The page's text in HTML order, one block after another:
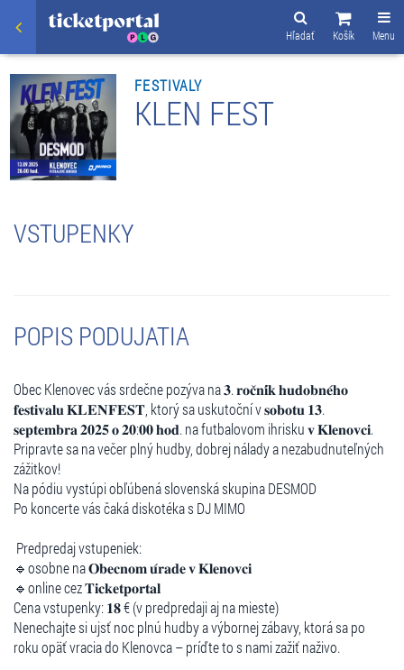
Menu
Košík
Hľadať
FESTIVALY
KLEN FEST
VSTUPENKY
POPIS PODUJATIA
Obec Klenovec vás srdečne pozýva na 𝟑. 𝐫𝐨𝐜̌𝐧𝐢́𝐤 𝐡𝐮𝐝𝐨𝐛𝐧𝐞́𝐡𝐨
𝐟𝐞𝐬𝐭𝐢𝐯𝐚𝐥𝐮 𝐊𝐋𝐄𝐍𝐅𝐄𝐒𝐓, ktorý sa uskutoční v 𝐬𝐨𝐛𝐨𝐭𝐮 𝟏𝟑.
𝐬𝐞𝐩𝐭𝐞𝐦𝐛𝐫𝐚 𝟐𝟎𝟐𝟓 𝐨 𝟐𝟎:𝟎𝟎 𝐡𝐨𝐝. na futbalovom ihrisku 𝐯 𝐊𝐥𝐞𝐧𝐨𝐯𝐜𝐢.
Pripravte sa na večer plný hudby, dobrej nálady a nezabudnuteľných
zážitkov!
Na pódiu vystúpi obľúbená slovenská skupina DESMOD
Po koncerte vás čaká diskotéka s DJ MIMO
Predpredaj vstupeniek:
🔹osobne na 𝐎𝐛𝐞𝐜𝐧𝐨𝐦 𝐮́𝐫𝐚𝐝𝐞 𝐯 𝐊𝐥𝐞𝐧𝐨𝐯𝐜𝐢
🔹online cez 𝐓𝐢𝐜𝐤𝐞𝐭𝐩𝐨𝐫𝐭𝐚𝐥
Cena vstupenky: 𝟏𝟖 € (v predpredaji aj na mieste)
Nenechajte si ujsť noc plnú hudby a výbornej zábavy, ktorá sa po
roku opäť vracia do Klenovca – príďte to s nami zažiť naživo.